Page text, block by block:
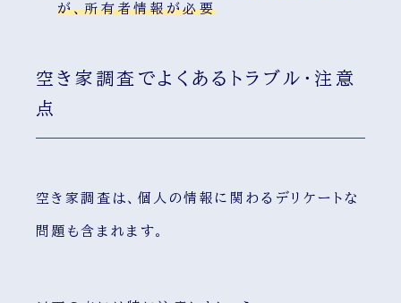
が、所有者情報が必要
空き家調査でよくあるトラブル・注意
点
空き家調査は、個人の情報に関わるデリケートな
問題も含まれます。